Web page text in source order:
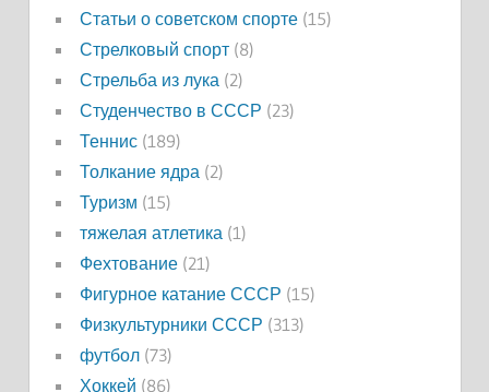
Статьи о советском спорте(15)
Стрелковый спорт(8)
Стрельба из лука (2)
Студенчество в СССР (23)
Теннис(189)
Толкание ядра (2)
Туризм (15)
тяжелая атлетика (1)
Фехтование(21)
Фигурное катание СССР (15)
Физкультурники СССР (313)
футбол(73)
Хоккей (86)